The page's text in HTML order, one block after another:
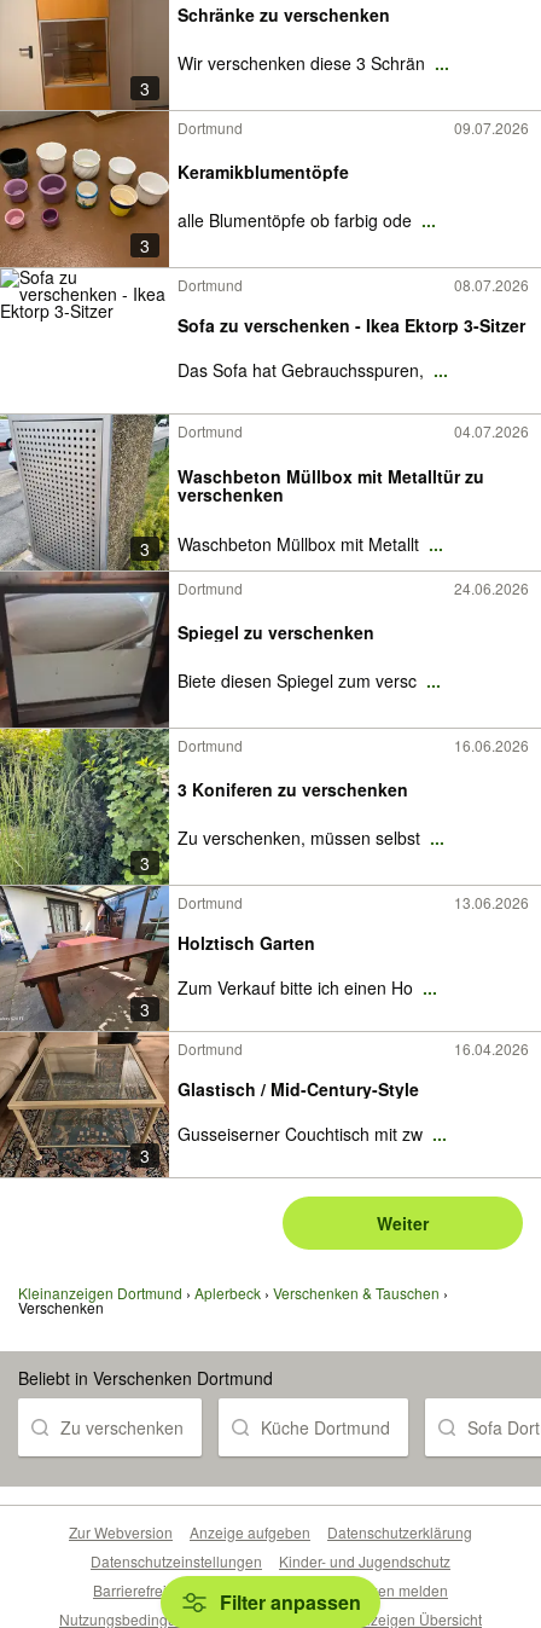
3
Schränke zu verschenken
Wir verschenken diese 3 Schrän ...
3
Dortmund 09.07.2026
Keramikblumentöpfe
alle Blumentöpfe ob farbig ode ...
Dortmund 08.07.2026
Sofa zu verschenken - Ikea Ektorp 3-Sitzer
Das Sofa hat Gebrauchsspuren, ...
3
Dortmund 04.07.2026
Waschbeton Müllbox mit Metalltür zu
verschenken
Waschbeton Müllbox mit Metallt ...
Dortmund 24.06.2026
Spiegel zu verschenken
Biete diesen Spiegel zum versc ...
3
Dortmund 16.06.2026
3 Koniferen zu verschenken
Zu verschenken, müssen selbst ...
3
Dortmund 13.06.2026
Holztisch Garten
Zum Verkauf bitte ich einen Ho ...
3
Dortmund 16.04.2026
Glastisch / Mid-Century-Style
Gusseiserner Couchtisch mit zw ...
Weiter
Kleinanzeigen Dortmund Aplerbeck Verschenken & Tauschen
Verschenken
Beliebt in Verschenken Dortmund
Zu verschenken Küche Dortmund Sofa
Filter anpassen
Zur Webversion Anzeige aufgeben
Datenschutzerklärung
Datenschutzeinstellungen
Kinder- und Jugendschutz
Barrierefreiheitserklärung
Sicherheitslücken melden
Nutzungsbedingungen
Beliebte Suchen Anzeigen Übersicht